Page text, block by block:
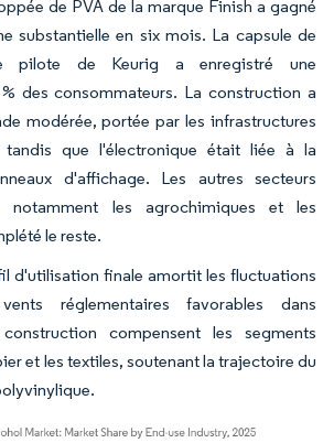
de PVA de la marque Finish a gagné
substantielle en six mois. La capsule de
pilote de Keurig a enregistré une
des consommateurs. La construction a
modérée, portée par les infrastructures
tandis que l'électronique était liée à la
d'affichage. Les autres secteurs
notamment les agrochimiques et les
le reste.
d'utilisation finale amortit les fluctuations
réglementaires favorables dans
compensent les segments
et les textiles, soutenant la trajectoire du